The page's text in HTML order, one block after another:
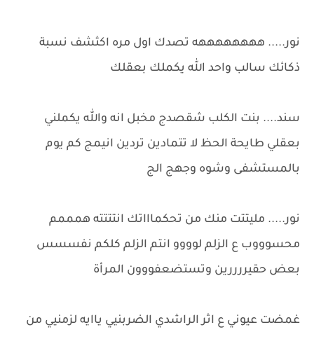
نور..... ههههههههه تصدك اول مره اكثشف نسبة
ذكائك سالب واحد الله يكملك بعقلك
سند.... بنت الكلب شقصدج مخبل انه والله يكملني
بعقلي طايحة الحظ لا تتمادين تردين انيمج كم يوم
بالمستشفى وشوه وجهج الج
نور..... مليتتت منك من تحكماااتك انتتتته همممم
محسوووب ع الزلم لوووو انتم الزلم كلكم نفسسس
بعض حقيررررين وتستضعفووون المرأة
غمضت عيوني ع اثر الراشدي الضربنيي ياايه لزمنيي من